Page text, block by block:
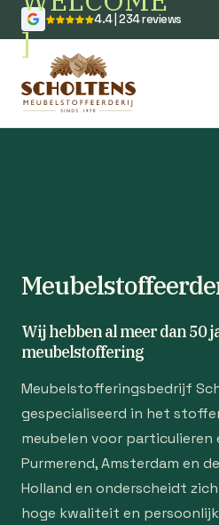
]
4.4 | 234 reviews
Wij hebben al meer dan 50
meubelstoffering
Meubelstofferingsbedrijf
gespecialiseerd in het
meubelen voor particulieren
Purmerend, Amsterdam en
Holland en onderscheidt
hoge kwaliteit en